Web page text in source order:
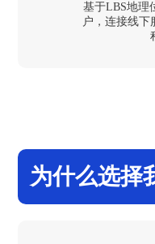
基于LBS地理
户，连接线下
为什么选择